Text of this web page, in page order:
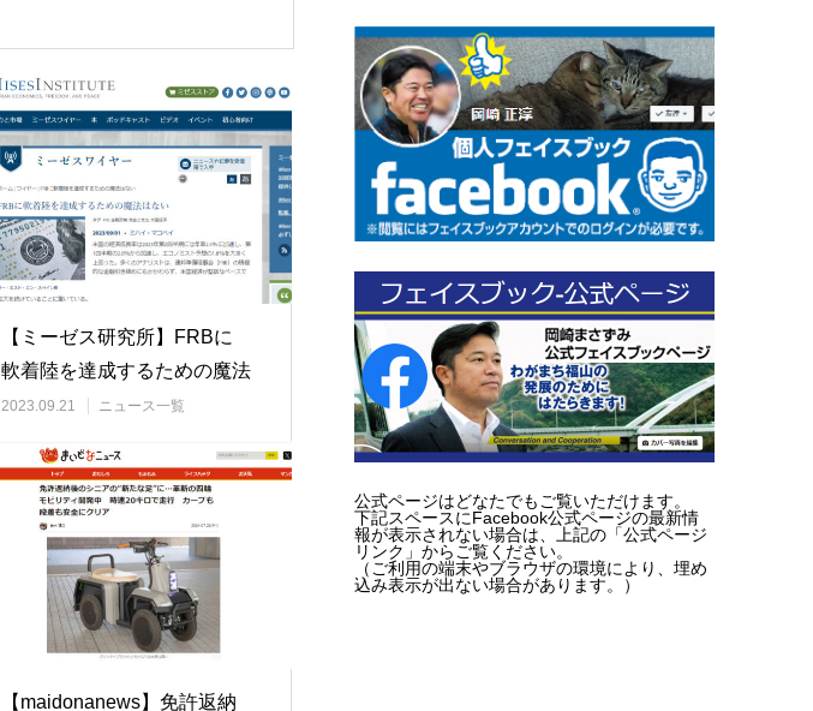
【ミーゼス研究所】FRBに
軟着陸を達成するための魔法
はない/2023…
2023.09.21 ニュース一覧
【maidonanews】免許返納
公式ページはどなたでもご覧いただけます。
下記スペースにFacebook公式ページの最新情
報が表示されない場合は、上記の「公式ページ
リンク」からご覧ください。
（ご利用の端末やブラウザの環境により、埋め
込み表示が出ない場合があります。）